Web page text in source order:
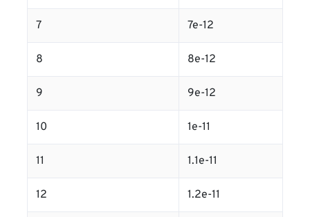
7 7e-12
8 8e-12
9 9e-12
10 1e-11
11 1.1e-11
12 1.2e-11